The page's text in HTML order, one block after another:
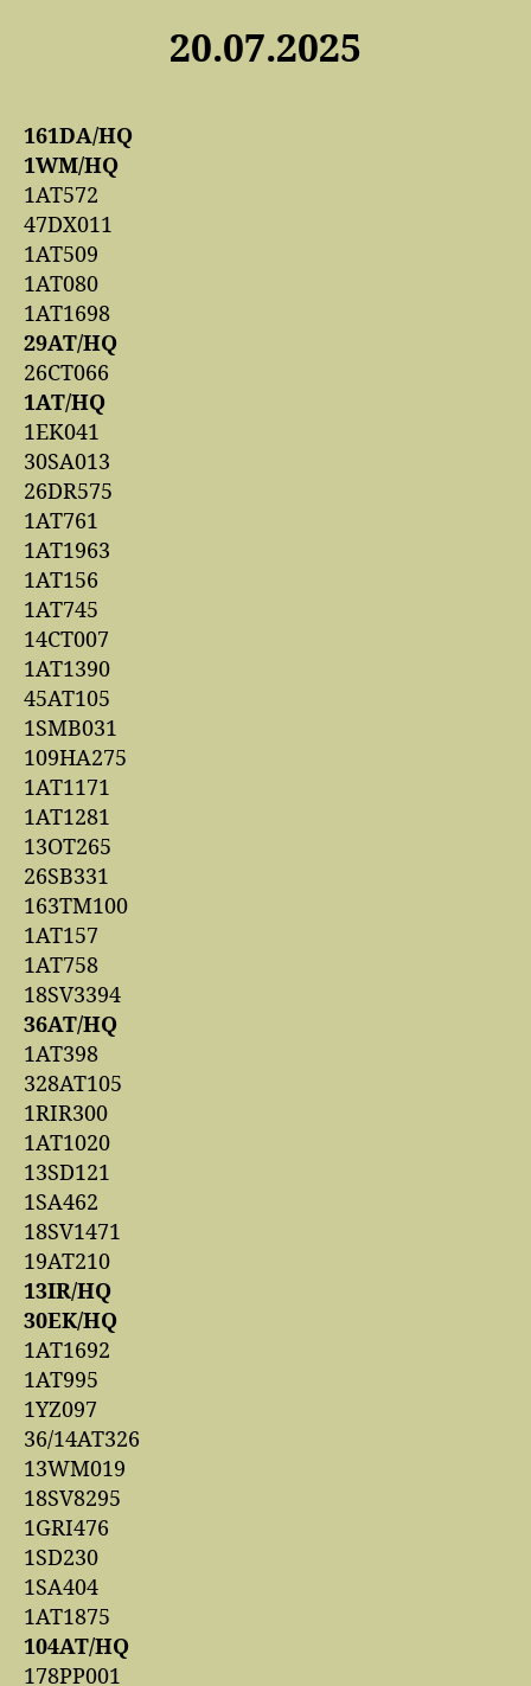
20.07.2025
161DA/HQ
1WM/HQ
1AT572
47DX011
1AT509
1AT080
1AT1698
29AT/HQ
26CT066
1AT/HQ
1EK041
30SA013
26DR575
1AT761
1AT1963
1AT156
1AT745
14CT007
1AT1390
45AT105
1SMB031
109HA275
1AT1171
1AT1281
13OT265
26SB331
163TM100
1AT157
1AT758
18SV3394
36AT/HQ
1AT398
328AT105
1RIR300
1AT1020
13SD121
1SA462
18SV1471
19AT210
13IR/HQ
30EK/HQ
1AT1692
1AT995
1YZ097
36/14AT326
13WM019
18SV8295
1GRI476
1SD230
1SA404
1AT1875
104AT/HQ
178PP001